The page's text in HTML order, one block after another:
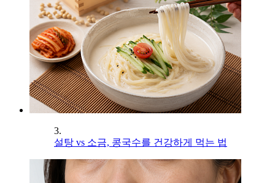
3.
설탕 vs 소금, 콩국수를 건강하게 먹는 법